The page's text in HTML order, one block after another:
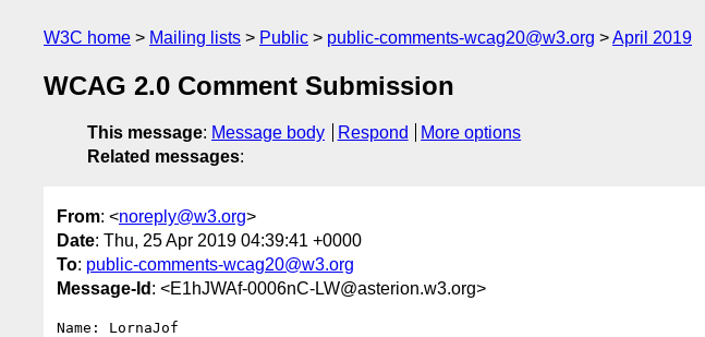
W3C home Mailing lists Public public-comments-wcag20@w3.org April 2019
WCAG 2.0 Comment Submission
This message: Message body Respond
More options
Related messages:
From: <noreply@w3.org>
Date: Thu, 25 Apr 2019 04:39:41 +0000
To: public-comments-wcag20@w3.org
Message-Id : <E1hJWAf-0006nC-LW@asterion.w3.org>
Name: LornaJof